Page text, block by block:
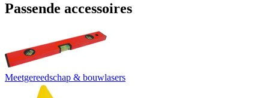
Passende accessoires
Meetgereedschap & bouwlasers